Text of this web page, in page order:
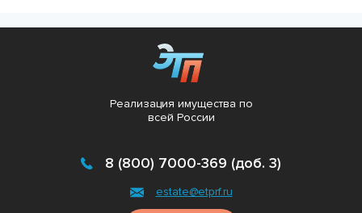
Реализация имущества по
всей России
8 (800) 7000-369 (доб. 3)
estate@etprf.ru